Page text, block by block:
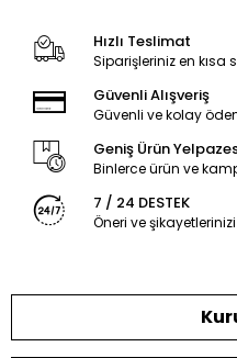
Hızlı Teslimat
Siparişleriniz en kısa
Güvenli Alışveriş
Güvenli ve kolay
Geniş Ürün
Binlerce ürün ve
7 / 24 DESTEK
Öneri ve